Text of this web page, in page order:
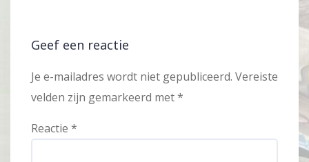
Geef een reactie
Je e-mailadres wordt niet gepubliceerd. Vereiste
velden zijn gemarkeerd met*
Reactie *